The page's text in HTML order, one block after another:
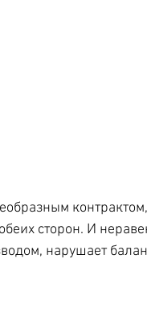
сторон. И
нарушает